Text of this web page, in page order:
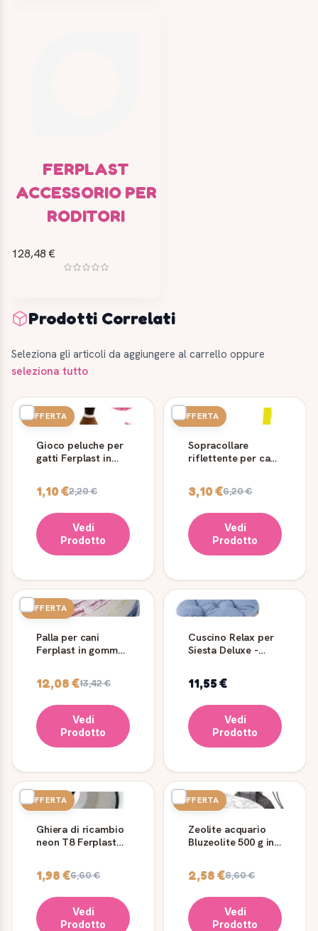
FERPLAST
ACCESSORIO PER
RODITORI
128,48 €
Prodotti Correlati
Seleziona gli articoli da aggiungere al carrello oppure
seleziona tutto
OFFERTA
Gioco peluche per
gatti Ferplast in
1,10 €2,20 €
Vedi
Prodotto
OFFERTA
Sopracollare
riflettente per cani
Ferplast
3,10 €6,20 €
Vedi
Prodotto
OFFERTA
Palla per cani
Ferplast in gomma
12,08 €13,42 €
Vedi
Prodotto
Cuscino Relax per
Siesta Deluxe -
11,55 €
Vedi
Prodotto
OFFERTA
Ghiera di ricambio
neon T8 Ferplast
1,98 €6,60 €
Vedi
Prodotto
OFFERTA
Zeolite acquario
Bluzeolite 500 g in
2,58 €8,60 €
Vedi
Prodotto